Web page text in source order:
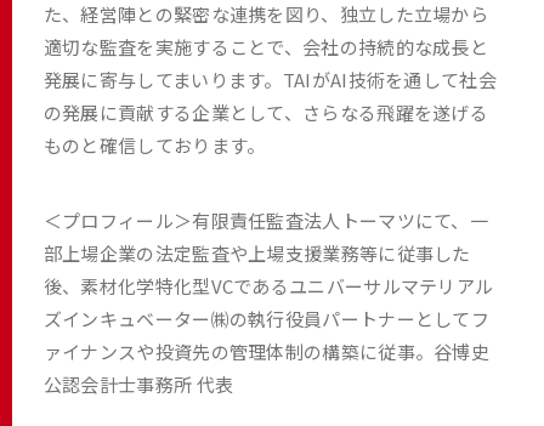
た、経営陣との緊密な連携を図り、独立した立場から
適切な監査を実施することで、会社の持続的な成長と
発展に寄与してまいります。TAIがAI技術を通して社会
の発展に貢献する企業として、さらなる飛躍を遂げる
ものと確信しております。
＜プロフィール＞有限責任監査法人トーマツにて、一
部上場企業の法定監査や上場支援業務等に従事した
後、素材化学特化型VCであるユニバーサルマテリアル
ズインキュベーター㈱の執行役員パートナーとしてフ
ァイナンスや投資先の管理体制の構築に従事。谷博史
公認会計士事務所 代表